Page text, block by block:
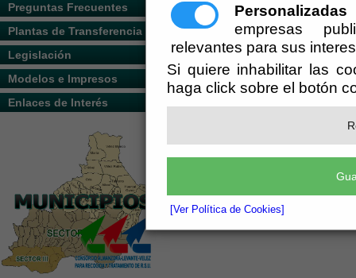
Personalizadas
empresas
relevantes para sus
Si quiere inhabilitar las
haga click sobre el botón
[Ver Política de Cookies]
Preguntas Frecuentes
Plantas de Transferencia
Legislación
Modelos e Impresos
Enlaces de Interés